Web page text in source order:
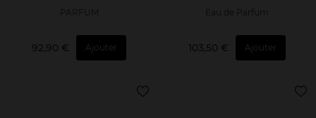
PARFUM
92,90 € Ajouter
Eau de Parfum
103,50 € Ajouter